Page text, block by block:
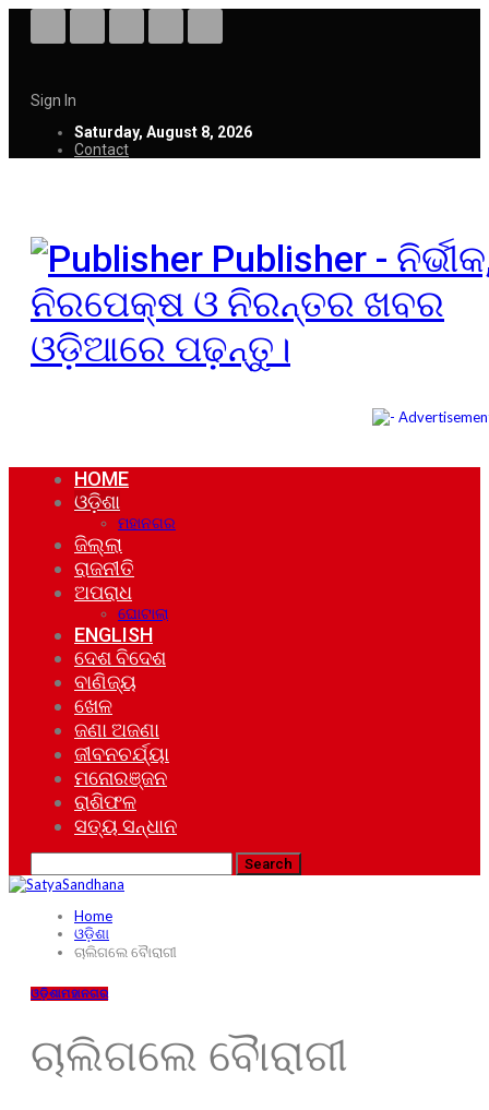
Sign In
Saturday, August 8, 2026
Contact
Publisher -
ନିରପେକ୍ଷ ଓ ନିରନ୍ତର ଖବର
ଓଡ଼ିଆରେ ପଢ଼ନ୍ତୁ।
HOME
ଓଡ଼ିଶା
ମହାନଗର
ଜିଲ୍ଲା
ରାଜନୀତି
ଅପରାଧ
ଘୋଟାଲା
ENGLISH
ଦେଶ ବିଦେଶ
ବାଣିଜ୍ୟ
ଖେଳ
ଜଣା ଅଜଣା
ଜୀବନଚର୍ଯ୍ୟା
ମନୋରଞ୍ଜନ
ରାଶିଫଳ
ସତ୍ୟ ସନ୍ଧାନ
Home
ଓଡ଼ିଶା
ଚାଲିଗଲେ ବୈାରାଗୀ
ଓଡ଼ିଶାମହାନଗର
ଚାଲିଗଲେ ବୈାରାଗୀ